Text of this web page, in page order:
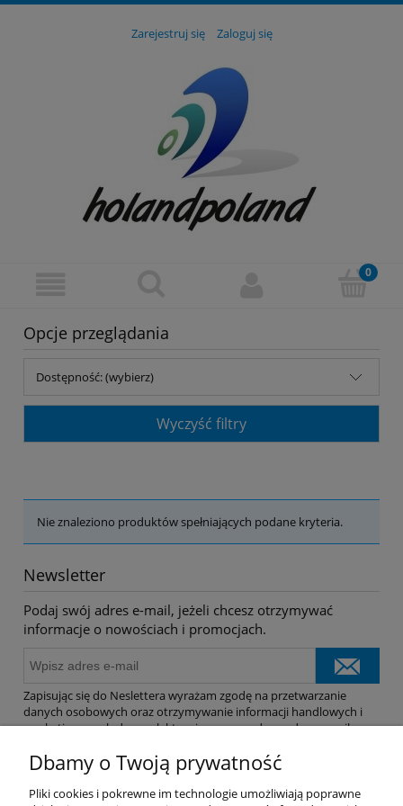
Zarejestruj się Zaloguj się
Opcje przeglądania
Dostępność: (wybierz)
Wyczyść filtry
Nie znaleziono produktów spełniających podane kryteria.
Newsletter
Podaj swój adres e-mail, jeżeli chcesz otrzymywać
informacje o nowościach i promocjach.
Zapisując się do Neslettera wyrażam zgodę na przetwarzanie
danych osobowych oraz otrzymywanie informacji handlowych i
marketingowych drogą elektroniczną na podany adres e-mail.
Pomoc
Dbamy o Twoją prywatność
Pliki cookies i pokrewne im technologie umożliwiają poprawne